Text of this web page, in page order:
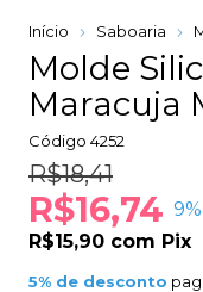
Início Saboaria
Molde
Maracuja
Código 4252
R$18,41
R$16,74 9
R$15,90 com Pix
5% de desconto